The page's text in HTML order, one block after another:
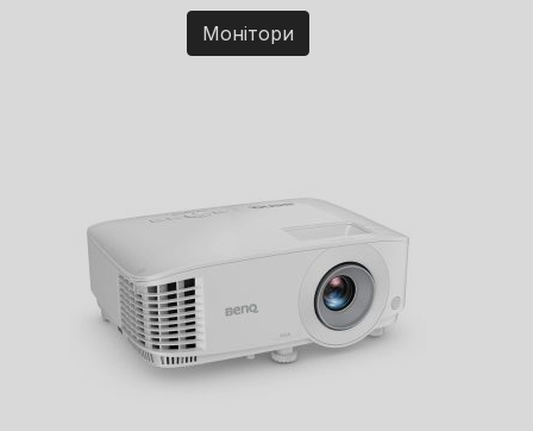
Монітори